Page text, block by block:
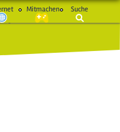
Mitmachen Suche
und schlau